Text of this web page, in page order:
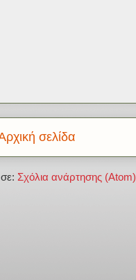
σελίδα
Σχόλια ανάρτησης (Atom)